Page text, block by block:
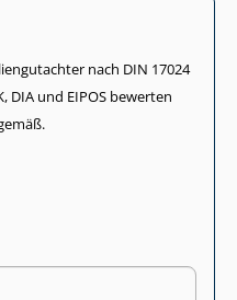
nach DIN 17024
DIA und EIPOS bewerten